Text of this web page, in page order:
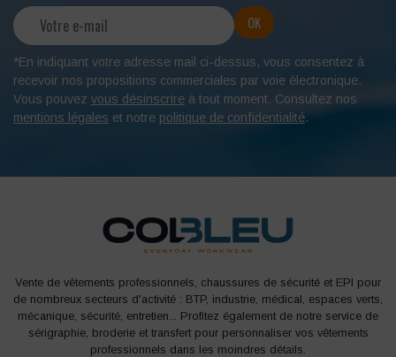
*En indiquant votre adresse mail ci-dessus, vous consentez à
recevoir nos propositions commerciales par voie électronique.
Vous pouvez vous désinscrire à tout moment. Consultez nos
mentions légales et notre politique de confidentialité.
Vente de vêtements professionnels, chaussures de sécurité et EPI pour
de nombreux secteurs d'activité : BTP, industrie, médical, espaces verts,
mécanique, sécurité, entretien... Profitez également de notre service de
sérigraphie, broderie et transfert pour personnaliser vos vêtements
professionnels dans les moindres détails.